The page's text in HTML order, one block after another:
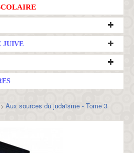
JUIVE
> Aux sources du judaïsme - Tome 3